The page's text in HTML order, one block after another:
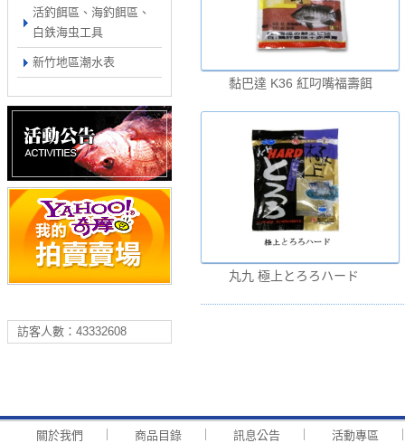
活釣餌區、海釣餌區、
白鉄海虫工具
新竹地區潮水表
訪客人數：43332608
黏巴達 K36 紅叼嘴福壽餌
丸九 極上とろろハード
關於我們 商品目錄 訊息公告 活動專區